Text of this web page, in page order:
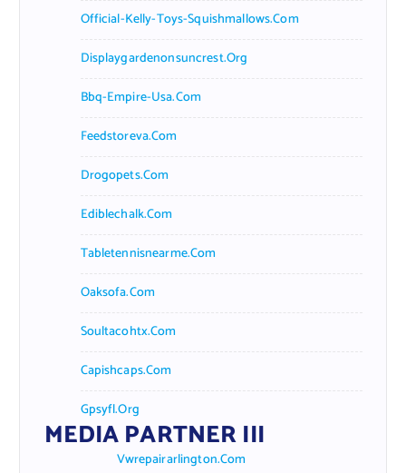
Official-Kelly-Toys-Squishmallows.com
Displaygardenonsuncrest.org
Bbq-Empire-Usa.com
Feedstoreva.com
Drogopets.com
Ediblechalk.com
Tabletennisnearme.com
Oaksofa.com
Soultacohtx.com
Capishcaps.com
Gpsyfl.org
MEDIA PARTNER III
Vwrepairarlington.com